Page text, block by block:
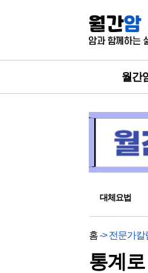
월간
대체요법
홈-> 전문가칼
통계